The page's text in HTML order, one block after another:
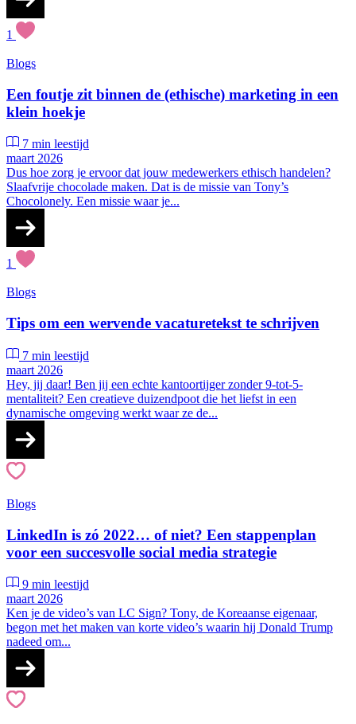
1
Blogs
Een foutje zit binnen de (ethische) marketing in een
klein hoekje
7 min leestijd
maart 2026
Dus hoe zorg je ervoor dat jouw medewerkers ethisch handelen?
Slaafvrije chocolade maken. Dat is de missie van Tony’s
Chocolonely. Een missie waar je...
1
Blogs
Tips om een wervende vacaturetekst te schrijven
7 min leestijd
maart 2026
Hey, jij daar! Ben jij een echte kantoortijger zonder 9-tot-5-
mentaliteit? Een creatieve duizendpoot die het liefst in een
dynamische omgeving werkt waar ze de...
Blogs
LinkedIn is zó 2022… of niet? Een stappenplan
voor een succesvolle social media strategie
9 min leestijd
maart 2026
Ken je de video’s van LC Sign? Tony, de Koreaanse eigenaar,
begon met het maken van korte video’s waarin hij Donald Trump
nadeed om...